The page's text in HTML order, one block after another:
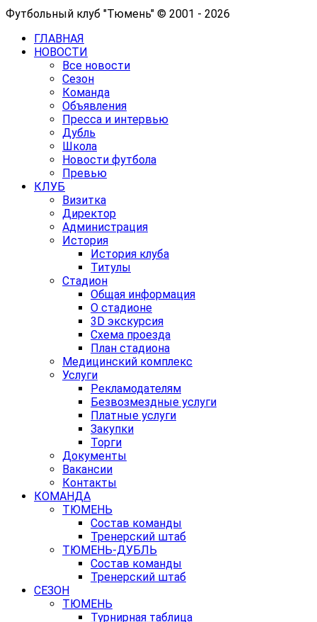
Футбольный клуб "Тюмень" © 2001 - 2026
ГЛАВНАЯ
НОВОСТИ
Все новости
Сезон
Команда
Объявления
Пресса и интервью
Дубль
Школа
Новости футбола
Превью
КЛУБ
Визитка
Директор
Администрация
История
История клуба
Титулы
Стадион
Общая информация
О стадионе
3D экскурсия
Схема проезда
План стадиона
Медицинский комплекс
Услуги
Рекламодателям
Безвозмездные услуги
Платные услуги
Закупки
Торги
Документы
Вакансии
Контакты
КОМАНДА
ТЮМЕНЬ
Состав команды
Тренерский штаб
ТЮМЕНЬ-ДУБЛЬ
Состав команды
Тренерский штаб
СЕЗОН
ТЮМЕНЬ
Турнирная таблица